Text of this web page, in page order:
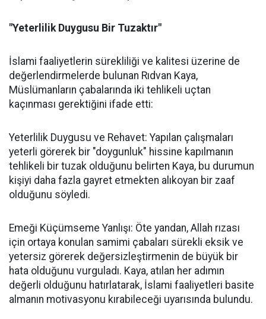
"Yeterlilik Duygusu Bir Tuzaktır"
İslami faaliyetlerin sürekliliği ve kalitesi üzerine de
değerlendirmelerde bulunan Rıdvan Kaya,
Müslümanların çabalarında iki tehlikeli uçtan
kaçınması gerektiğini ifade etti:
Yeterlilik Duygusu ve Rehavet: Yapılan çalışmaları
yeterli görerek bir "doygunluk" hissine kapılmanın
tehlikeli bir tuzak olduğunu belirten Kaya, bu durumun
kişiyi daha fazla gayret etmekten alıkoyan bir zaaf
olduğunu söyledi.
Emeği Küçümseme Yanlışı: Öte yandan, Allah rızası
için ortaya konulan samimi çabaları sürekli eksik ve
yetersiz görerek değersizleştirmenin de büyük bir
hata olduğunu vurguladı. Kaya, atılan her adımın
değerli olduğunu hatırlatarak, İslami faaliyetleri basite
almanın motivasyonu kırabileceği uyarısında bulundu.